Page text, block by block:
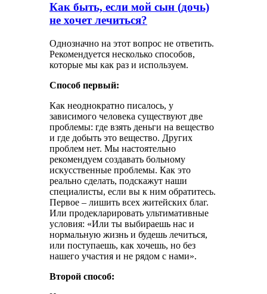
Как быть, если мой сын (дочь)
не хочет лечиться?
Однозначно на этот вопрос не ответить.
Рекомендуется несколько способов,
которые мы как раз и используем.
Способ первый:
Как неоднократно писалось, у
зависимого человека существуют две
проблемы: где взять деньги на вещество
и где добыть это вещество. Других
проблем нет. Мы настоятельно
рекомендуем создавать больному
искусственные проблемы. Как это
реально сделать, подскажут наши
специалисты, если вы к ним обратитесь.
Первое – лишить всех житейских благ.
Или продекларировать ультимативные
условия: «Или ты выбираешь нас и
нормальную жизнь и будешь лечиться,
или поступаешь, как хочешь, но без
нашего участия и не рядом с нами».
Второй способ: